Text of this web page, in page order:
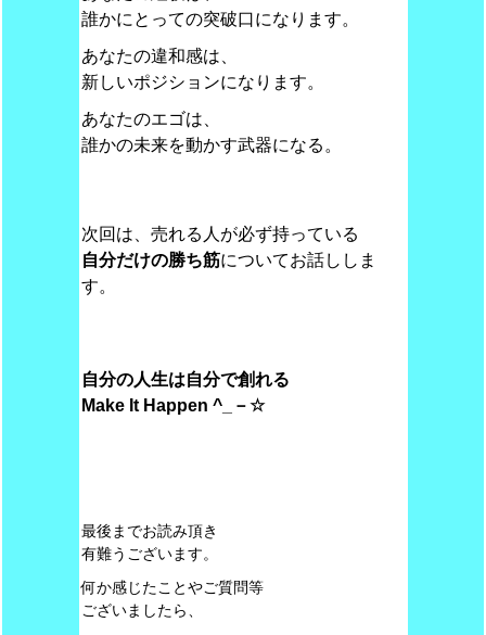
誰かにとっての突破口になります。
あなたの違和感は、
新しいポジションになります。
あなたのエゴは、
誰かの未来を動かす武器になる。
次回は、売れる人が必ず持っている
自分だけの勝ち筋についてお話ししま
す。
自分の人生は自分で創れる
MakeIt Happen ^_－☆
最後までお読み頂き
有難うございます。
何か感じたことやご質問等
ございましたら、